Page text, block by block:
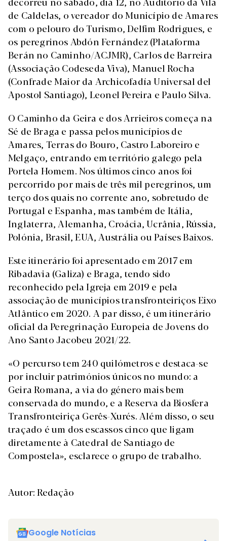
de Caldelas, o vereador do Município de Amares
com o pelouro do Turismo, Delfim Rodrigues, e
os peregrinos Abdón Fernández (Plataforma
Berán no Caminho/ACJMR), Carlos de Barreira
(Associação Codeseda Viva), Manuel Rocha
(Confrade Maior da Archicofadía Universal del
Apostol Santiago), Leonel Pereira e Paulo Silva.
O Caminho da Geira e dos Arrieiros começa na
Sé de Braga e passa pelos municípios de
Amares, Terras do Bouro, Castro Laboreiro e
Melgaço, entrando em território galego pela
Portela Homem. Nos últimos cinco anos foi
percorrido por mais de três mil peregrinos, um
terço dos quais no corrente ano, sobretudo de
Portugal e Espanha, mas também de Itália,
Inglaterra, Alemanha, Croácia, Ucrânia, Rússia,
Polónia, Brasil, EUA, Austrália ou Países Baixos.
Este itinerário foi apresentado em 2017 em
Ribadavia (Galiza) e Braga, tendo sido
reconhecido pela Igreja em 2019 e pela
associação de municípios transfronteiriços Eixo
Atlântico em 2020. A par disso, é um itinerário
oficial da Peregrinação Europeia de Jovens do
Ano Santo Jacobeu 2021/22.
«O percurso tem 240 quilómetros e destaca-se
por incluir patrimónios únicos no mundo: a
Geira Romana, a via do género mais bem
conservada do mundo, e a Reserva da Biosfera
Transfronteiriça Gerês-Xurés. Além disso, o seu
traçado é um dos escassos cinco que ligam
diretamente à Catedral de Santiago de
Compostela», esclarece o grupo de trabalho.
Autor: Redação
Google Notícias